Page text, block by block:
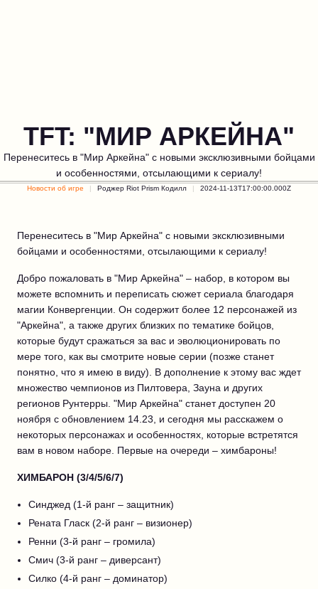
TFT: "МИР АРКЕЙНА"
Перенеситесь в "Мир Аркейна" с новыми эксклюзивными бойцами
и особенностями, отсылающими к сериалу!
Новости об игре Роджер Riot Prism Кодилл 2024-11-13T17:00:00.000Z
Перенеситесь в "Мир Аркейна" с новыми эксклюзивными
бойцами и особенностями, отсылающими к сериалу!
Добро пожаловать в "Мир Аркейна" – набор, в котором вы
можете вспомнить и переписать сюжет сериала благодаря
магии Конвергенции. Он содержит более 12 персонажей из
"Аркейна", а также других близких по тематике бойцов,
которые будут сражаться за вас и эволюционировать по
мере того, как вы смотрите новые серии (позже станет
понятно, что я имею в виду). В дополнение к этому вас ждет
множество чемпионов из Пилтовера, Зауна и других
регионов Рунтерры. "Мир Аркейна" станет доступен 20
ноября с обновлением 14.23, и сегодня мы расскажем о
некоторых персонажах и особенностях, которые встретятся
вам в новом наборе. Первые на очереди – химбароны!
ХИМБАРОН (3/4/5/6/7)
Синджед (1-й ранг – защитник)
Рената Гласк (2-й ранг – визионер)
Ренни (3-й ранг – громила)
Смич (3-й ранг – диверсант)
Силко (4-й ранг – доминатор)